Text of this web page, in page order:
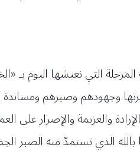
التي نعيشها اليوم بـ
وجهودهم وصبرهم
والعزيمة والإصرار على
بالله الذي تستمدّ منه الصبر